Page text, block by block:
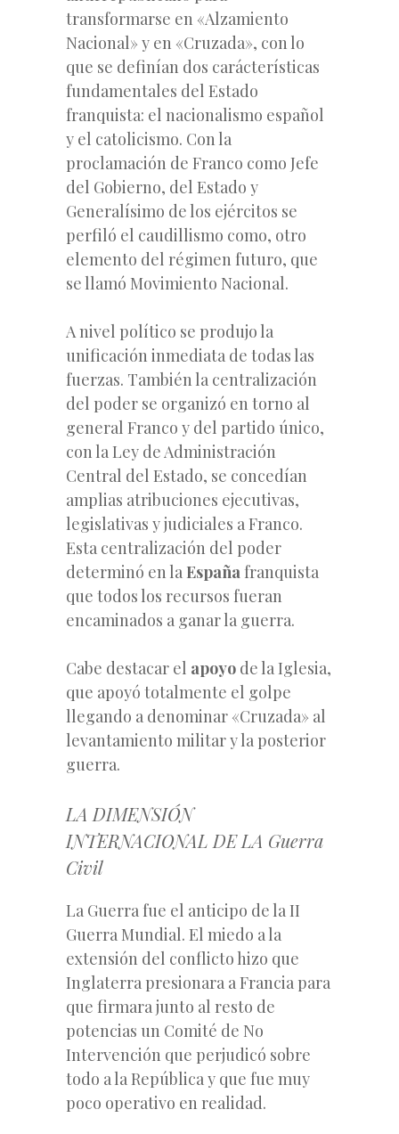
transformarse en «Alzamiento
Nacional» y en «Cruzada», con lo
que se definían dos carácterísticas
fundamentales del Estado
franquista: el nacionalismo español
y el catolicismo. Con la
proclamación de Franco como Jefe
del Gobierno, del Estado y
Generalísimo de los ejércitos se
perfiló el caudillismo como, otro
elemento del régimen futuro, que
se llamó Movimiento Nacional.
A nivel político se produjo la
unificación inmediata de todas las
fuerzas. También la centralización
del poder se organizó en torno al
general Franco y del partido único,
con la Ley de Administración
Central del Estado, se concedían
amplias atribuciones ejecutivas,
legislativas y judiciales a Franco.
Esta centralización del poder
determinó en laEspañafranquista
que todos los recursos fueran
encaminados a ganar la guerra.
Cabe destacar el apoyo de la Iglesia,
que apoyó totalmente el golpe
llegando a denominar «Cruzada» al
levantamiento militar y la posterior
guerra.
LA DIMENSIÓN
INTERNACIONAL DE LA Guerra
Civil
La Guerra fue el anticipo de la II
Guerra Mundial. El miedo a la
extensión del conflicto hizo que
Inglaterra presionara a Francia para
que firmara junto al resto de
potencias un Comité de No
Intervención que perjudicó sobre
todo a la República y que fue muy
poco operativo en realidad.